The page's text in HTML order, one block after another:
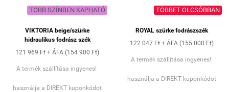
TÖBB SZÍNBEN KAPHATÓ
VIKTORIA beige/szürke
hidraulikus fodrász szék
121 969 Ft + ÁFA (154 900 Ft)
A termék szállítása ingyenes!
használja a DIREKT kuponkódot
TÖBBET OLCSÓBBAN
ROYAL szürke fodrászszék
122 047 Ft + ÁFA (155 000 Ft)
A termék szállítása ingyenes!
használja a DIREKT kuponkódot